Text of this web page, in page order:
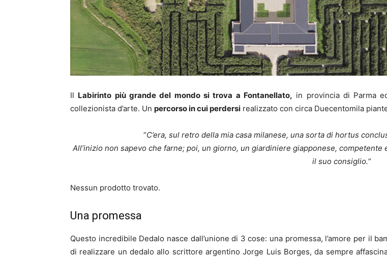
Il Labirinto più grande del mondo si trova a Fontanellato, in provincia di Parma
collezionista d’arte. Un percorso in cui perdersi realizzato con circa Duecentomila
“C’era, sul retro della mia casa milanese, una sorta di hortus
All’inizio non sapevo che farne; poi, un giorno, un giardiniere giapponese,
il suo consiglio.“
Nessun prodotto trovato.
Una promessa
Questo incredibile Dedalo nasce dall’unione di 3 cose: una promessa, l’amore per il
di realizzare un dedalo allo scrittore argentino Jorge Luis Borges, da sempre